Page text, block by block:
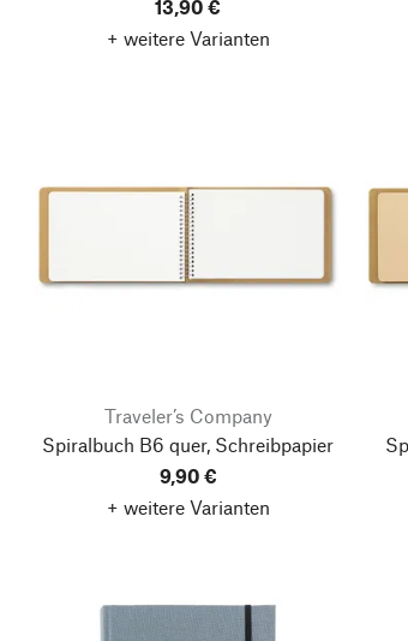
13,90 €
+ weitere Varianten
Traveler’s Company
Spiralbuch B6 quer, Schreibpapier
9,90 €
+ weitere Varianten